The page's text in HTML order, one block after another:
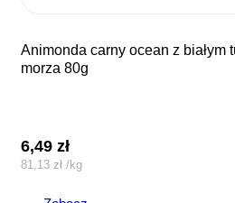
animonda carny ocean z białym tuńczykiem i owocami
morza 80g
6,49zł
81,13 zł /kg